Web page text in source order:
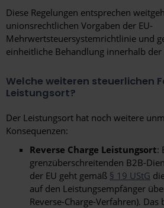
Diese Regelungen entsprechen
unionsrechtlichen Vorgaben der EU-
Mehrwertsteuersystemrichtlinie und
einheitliche Behandlung innerhalb
Welche weiteren steuerlichen
Leistungsort?
Der Leistungsort hat noch weitere
Konsequenzen:
Reverse Charge Leistungsort:
grenzüberschreitenden B2B-
der EU geht gemäß § 19 UStG
auf den Leistungsempfänger
Reverse-Charge-Verfahren). Das